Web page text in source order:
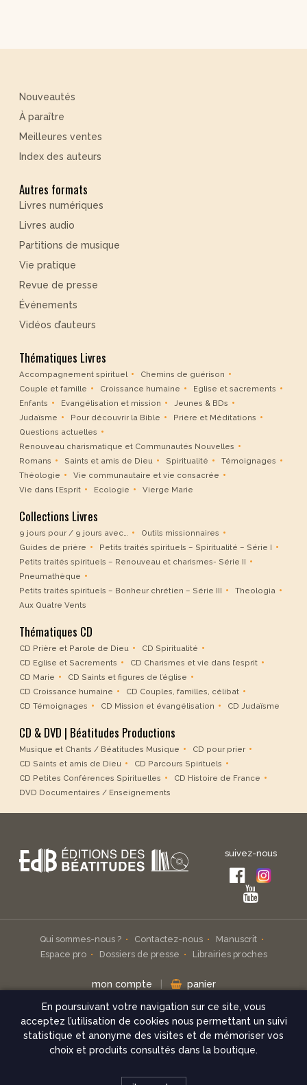
Nouveautés
À paraître
Meilleures ventes
Index des auteurs
Autres formats
Livres numériques
Livres audio
Partitions de musique
Vie pratique
Revue de presse
Événements
Vidéos d’auteurs
Thématiques Livres
Accompagnement spirituel
Chemins de guérison
Couple et famille
Croissance humaine
Eglise et sacrements
Enfants
Evangélisation et mission
Jeunes & BDs
Judaïsme
Pour découvrir la Bible
Prière et Méditations
Questions actuelles
Renouveau charismatique et Communautés Nouvelles
Romans
Saints et amis de Dieu Spiritualité
Témoignages
Théologie
Vie communautaire et vie consacrée
Vie dans l’Esprit
Ecologie Vierge Marie
Collections Livres
9 jours pour / 9 jours avec…
Outils missionnaires
Guides de prière
Petits traités spirituels – Spiritualité – Série I
Petits traités spirituels – Renouveau et charismes- Série II
Pneumathèque
Petits traités spirituels – Bonheur chrétien – Série III
Theologia
Aux Quatre Vents
Thématiques CD
CD Prière et Parole de Dieu
CD Spiritualité
CD Eglise et Sacrements
CD Charismes et vie dans l’esprit
CD Marie
CD Saints et figures de l’église
CD Croissance humaine
CD Couples, familles, célibat
CD Témoignages
CD Mission et évangélisation CD Judaïsme
CD & DVD | Béatitudes Productions
Musique et Chants / Béatitudes Musique
CD pour prier
CD Saints et amis de Dieu
CD Parcours Spirituels
CD Petites Conférences Spirituelles
CD Histoire de France
DVD Documentaires / Enseignements
suivez-nous
Qui sommes-nous ? Contactez-nous
Manuscrit
Espace pro
Dossiers de presse Librairies proches
mon compte panier
Inscrivez-vous à notre infolettre
check
En poursuivant votre navigation sur ce site, vous
acceptez l’utilisation de cookies nous permettant un suivi
statistique et anonyme des visites et de mémoriser vos
choix et produits consultés dans la boutique.